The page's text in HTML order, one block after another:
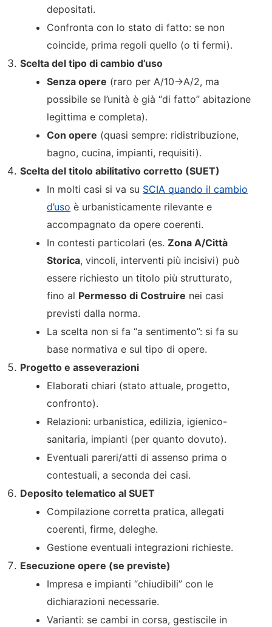
depositati.
Confronta con lo stato di fatto: se non
coincide, prima regoli quello (o ti fermi).
Scelta del tipo di cambio d’uso
Senza opere (raro per A/10→A/2, ma
possibile se l’unità è già “di fatto” abitazione
legittima e completa).
Con opere (quasi sempre: ridistribuzione,
bagno, cucina, impianti, requisiti).
Scelta del titolo abilitativo corretto (SUET)
In molti casi si va su SCIA quando il cambio
d’uso è urbanisticamente rilevante e
accompagnato da opere coerenti.
In contesti particolari (es.Zona A/Città
Storica, vincoli, interventi più incisivi) può
essere richiesto un titolo più strutturato,
fino al Permesso di Costruire nei casi
previsti dalla norma.
La scelta non si fa “a sentimento”: si fa su
base normativa e sul tipo di opere.
Progetto e asseverazioni
Elaborati chiari (stato attuale, progetto,
confronto).
Relazioni: urbanistica, edilizia, igienico-
sanitaria, impianti (per quanto dovuto).
Eventuali pareri/atti di assenso prima o
contestuali, a seconda dei casi.
Deposito telematico al SUET
Compilazione corretta pratica, allegati
coerenti, firme, deleghe.
Gestione eventuali integrazioni richieste.
Esecuzione opere (se previste)
Impresa e impianti “chiudibili” con le
dichiarazioni necessarie.
Varianti: se cambi in corsa, gestiscile in